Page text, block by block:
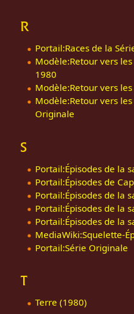
R
Portail:Races de la
Modèle:Retour vers
1980
Modèle:Retour vers
Modèle:Retour vers
Originale
S
Portail:Épisodes de la
Portail:Épisodes de
Portail:Épisodes de la
Portail:Épisodes de la
Portail:Épisodes de la
MediaWiki:Squelette-
Portail:Série Originale
T
Terre (1980)